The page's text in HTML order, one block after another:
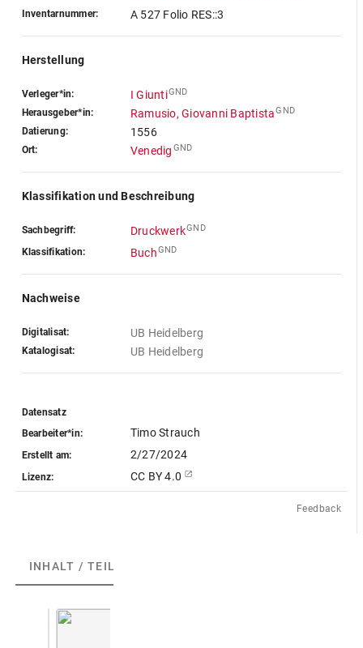
Inventarnummer: A 527 Folio RES::3
Herstellung
Verleger*in: I GiuntiGND
Herausgeber*in: Ramusio, Giovanni BaptistaGND
Datierung: 1556
Ort: Venedig GND
Klassifikation und Beschreibung
Sachbegriff: DruckwerkGND
Klassifikation: BuchGND
Nachweise
Digitalisat: UB Heidelberg
Katalogisat: UB Heidelberg
Datensatz
Bearbeiter*in:
Timo Strauch
Erstellt am: 2/27/2024
Lizenz: CC BY 4.0
Feedback
INHALT / TEILE